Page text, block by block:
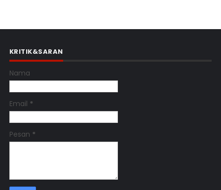
KRITIK&SARAN
Nama
Email *
Pesan *